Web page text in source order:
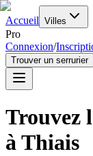
Accueil Villes
Pro
Connexion/
Trouver un serrurier
Trouvez
àThiais